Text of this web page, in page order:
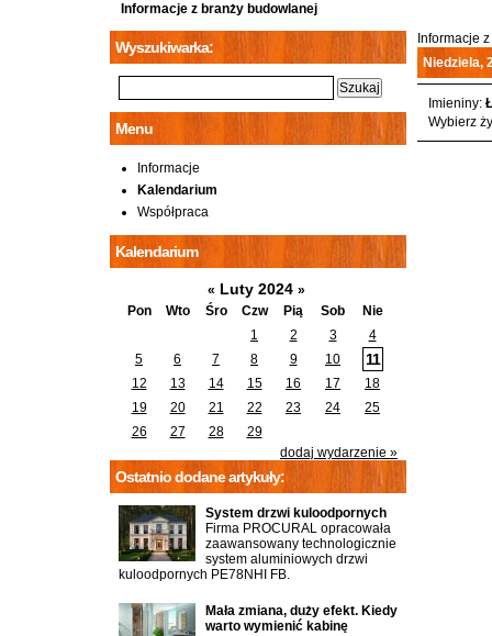
Informacje z branży budowlanej
Informacje
Niedziela,
Imieniny:
Wybierz
Wyszukiwarka:
Menu
Informacje
Kalendarium
Współpraca
Kalendarium
« Luty 2024 »
Pon
Wto Śro Czw Pią Sob
Nie
1
2 3
4
5
6 7 8 9 10 11
12 13 14 15 16 17
18
19
20 21 22 23 24
25
26
27 28
29
dodaj wydarzenie »
Ostatnio dodane artykuły:
System drzwi kuloodpornych
Firma PROCURAL opracowała
zaawansowany technologicznie
system aluminiowych drzwi
kuloodpornych PE78NHI FB.
Mała zmiana, duży efekt. Kiedy
warto wymienić kabinę